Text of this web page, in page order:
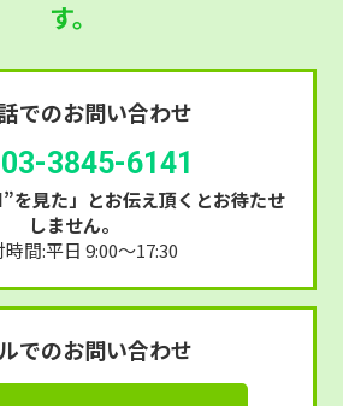
す。
でのお問い合わせ
03-3845-6141
を見た」 とお伝え頂くとお待たせ
しません。
時間:平日 9:00～17:30
でのお問い合わせ